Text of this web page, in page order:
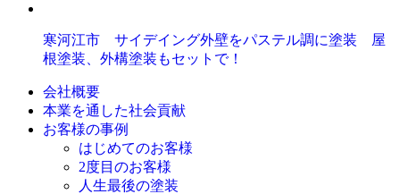
寒河江市 サイデイング外壁をパステル調に塗装 屋
根塗装、外構塗装もセットで！
会社概要
本業を通した社会貢献
お客様の事例
はじめてのお客様
2度目のお客様
人生最後の塗装